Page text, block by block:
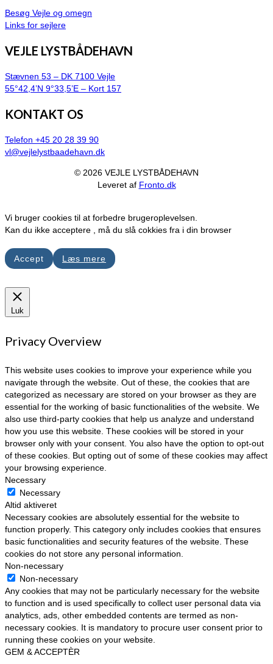
Besøg Vejle og omegn
Links for sejlere
VEJLE LYSTBÅDEHAVN
Stævnen 53 – DK 7100 Vejle
55°42,4’N 9°33,5’E – Kort 157
KONTAKT OS
Telefon +45 20 28 39 90
vl@vejlelystbaadehavn.dk
© 2026 VEJLE LYSTBÅDEHAVN
Leveret af Fronto.dk
Vi bruger cookies til at forbedre brugeroplevelsen.
Kan du ikke acceptere , må du slå cokkies fra i din browser
Accept Læs mere
Luk
Privacy Overview
This website uses cookies to improve your experience while you
navigate through the website. Out of these, the cookies that are
categorized as necessary are stored on your browser as they are
essential for the working of basic functionalities of the website. We
also use third-party cookies that help us analyze and understand
how you use this website. These cookies will be stored in your
browser only with your consent. You also have the option to opt-out
of these cookies. But opting out of some of these cookies may affect
your browsing experience.
Necessary
Necessary
Altid aktiveret
Necessary cookies are absolutely essential for the website to
function properly. This category only includes cookies that ensures
basic functionalities and security features of the website. These
cookies do not store any personal information.
Non-necessary
Non-necessary
Any cookies that may not be particularly necessary for the website
to function and is used specifically to collect user personal data via
analytics, ads, other embedded contents are termed as non-
necessary cookies. It is mandatory to procure user consent prior to
running these cookies on your website.
GEM & ACCEPTÈR